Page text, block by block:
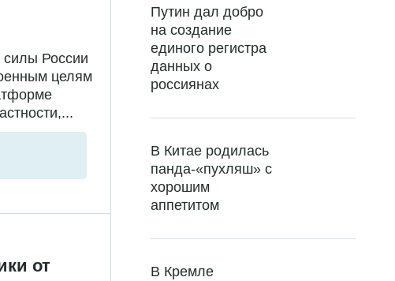
России
целям
от
Путин дал добро
на создание
единого регистра
данных о
россиянах
В Китае родилась
панда-«пухляш» с
хорошим
аппетитом
В Кремле